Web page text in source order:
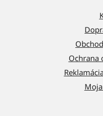
Ochrana